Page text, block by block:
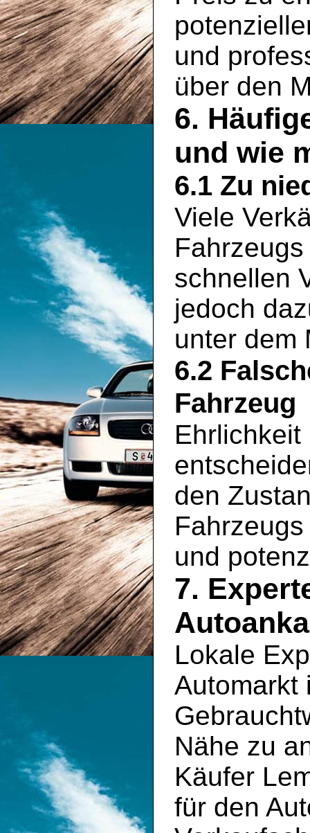
und
über den
6.
und wie
6.1 Zu
Viele
schnellen
jedoch
unter dem
6.2
Fahrzeug
Ehrlichkeit
den
und
7.
Lokale
Automarkt
Nähe zu
Käufer
für den